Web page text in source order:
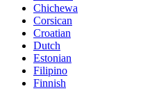
Chichewa
Corsican
Croatian
Dutch
Estonian
Filipino
Finnish